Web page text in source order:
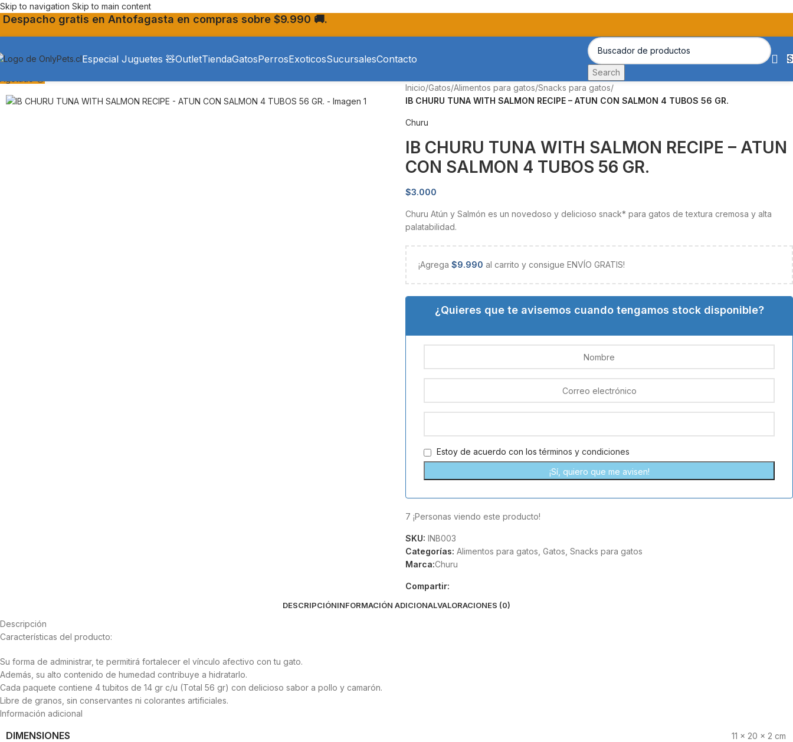
Skip to navigation Skip to main content
Despacho gratis en Antofagasta en compras sobre $9.990 🚚.
Especial Juguetes 🧸OutletTiendaGatosPerrosExoticosSucursalesContacto
Search
$
Inicio/Gatos/Alimentos para gatos/Snacks para gatos/
IB CHURU TUNA WITH SALMON RECIPE – ATUN CON SALMON 4 TUBOS 56 GR.
Churu
IB CHURU TUNA WITH SALMON RECIPE – ATUN
CON SALMON 4 TUBOS 56 GR.
$3.000
Churu Atún y Salmón es un novedoso y delicioso snack* para gatos de textura cremosa y alta
palatabilidad.
¡Agrega $9.990 al carrito y consigue ENVÍO GRATIS!
¿Quieres que te avisemos cuando tengamos stock disponible?
Estoy de acuerdo con lostérminos y condiciones
7 ¡Personas viendo este producto!
SKU: INB003
Categorías: Alimentos para gatos Gatos Snacks para gatos
Marca:Churu
Compartir:
DESCRIPCIÓNINFORMACIÓN ADICIONALVALORACIONES (0)
Descripción
Características del producto:
Su forma de administrar, te permitirá fortalecer el vínculo afectivo con tu gato.
Además, su alto contenido de humedad contribuye a hidratarlo.
Cada paquete contiene 4 tubitos de 14 gr c/u (Total 56 gr) con delicioso sabor a pollo y camarón.
Libre de granos, sin conservantes ni colorantes artificiales.
Información adicional
DIMENSIONES 11 × 20 × 2 cm